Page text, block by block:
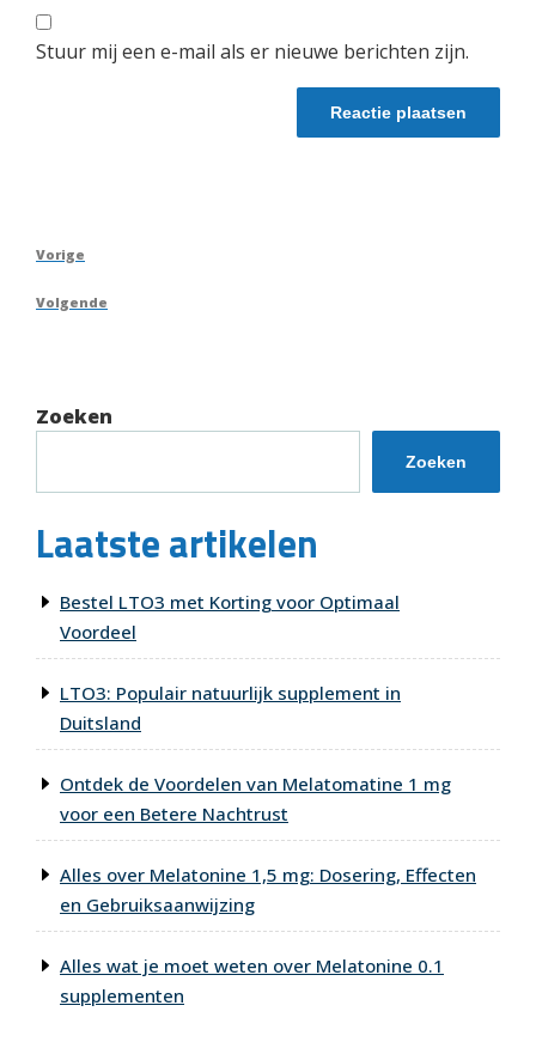
Stuur mij een e-mail als er nieuwe berichten zijn.
Berichtnavigatie
Vorig
Vorige
Volgend
Volgende
Zoeken
Zoeken
Laatste artikelen
Bestel LTO3 met Korting voor Optimaal
Voordeel
LTO3: Populair natuurlijk supplement in
Duitsland
Ontdek de Voordelen van Melatomatine 1 mg
voor een Betere Nachtrust
Alles over Melatonine 1,5 mg: Dosering, Effecten
en Gebruiksaanwijzing
Alles wat je moet weten over Melatonine 0.1
supplementen